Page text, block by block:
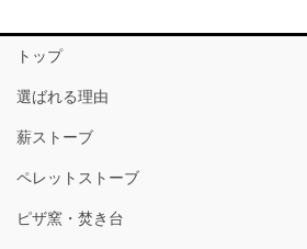
トップ
選ばれる理由
薪ストーブ
ペレットストーブ
ピザ窯・焚き台